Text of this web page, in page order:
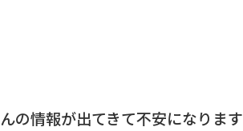
の情報が出てきて不安になります